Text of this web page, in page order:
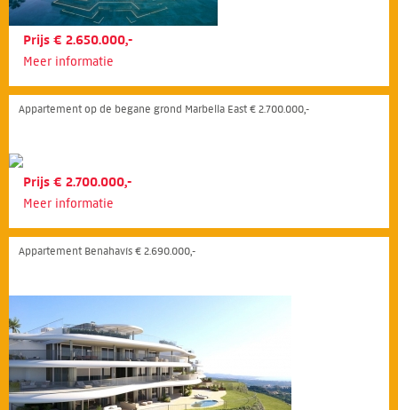
Prijs € 2.650.000,-
Meer informatie
Appartement op de begane grond Marbella East € 2.700.000,-
Prijs € 2.700.000,-
Meer informatie
Appartement Benahavís € 2.690.000,-